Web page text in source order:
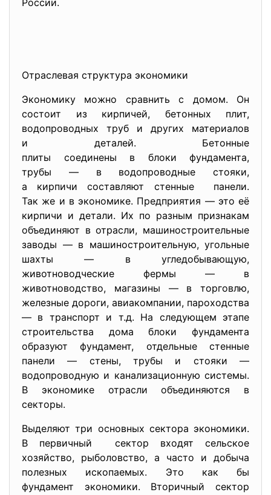
России.
Отраслевая структура экономики
Экономику можно сравнить с домом. Он
состоит из кирпичей, бетонных плит,
водопроводных труб и других материалов
и деталей. Бетонные
плиты соединены в блоки фундамента,
трубы — в водопроводные стояки,
а кирпичи составляют стенные панели.
Так же и в экономике. Предприятия — это её
кирпичи и детали. Их по разным признакам
объединяют в отрасли, машиностроительные
заводы — в машиностроительную, угольные
шахты — в угледобывающую,
животноводческие фермы — в
животноводство, магазины — в торговлю,
железные дороги, авиакомпании, пароходства
— в транспорт и т.д. На следующем этапе
строительства дома блоки фундамента
образуют фундамент, отдельные стенные
панели — стены, трубы и стояки —
водопроводную и канализационную системы.
В экономике отрасли объединяются в
секторы.
Выделяют три основных сектора экономики.
В первичный сектор входят сельское
хозяйство, рыболовство, а часто и добыча
полезных ископаемых. Это как бы
фундамент экономики. Вторичный сектор